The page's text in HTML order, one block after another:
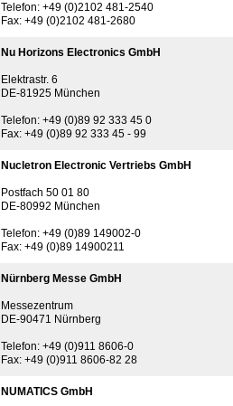
Telefon: +49 (0)2102 481-2540
Fax: +49 (0)2102 481-2680
Nu Horizons Electronics GmbH
Elektrastr. 6
DE-81925 München
Telefon: +49 (0)89 92 333 45 0
Fax: +49 (0)89 92 333 45 - 99
Nucletron Electronic Vertriebs GmbH
Postfach 50 01 80
DE-80992 München
Telefon: +49 (0)89 149002-0
Fax: +49 (0)89 14900211
Nürnberg Messe GmbH
Messezentrum
DE-90471 Nürnberg
Telefon: +49 (0)911 8606-0
Fax: +49 (0)911 8606-82 28
NUMATICS GmbH